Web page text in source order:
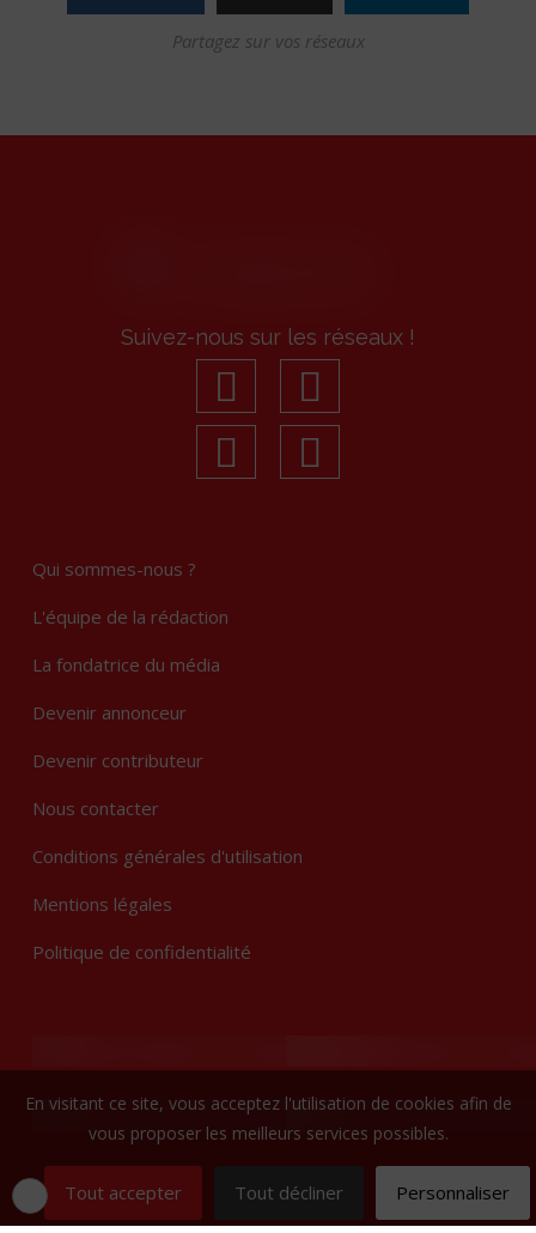
Partagez sur vos réseaux
Suivez-nous sur les réseaux !
facebook
linkedin
Qui sommes-nous ?
L'équipe de la rédaction
La fondatrice du média
Devenir annonceur
Devenir contributeur
Nous contacter
Conditions générales d'utilisation
Mentions légales
Politique de confidentialité
En visitant ce site, vous acceptez l'utilisation de cookies afin de
vous proposer les meilleurs services possibles.
Tout accepter Tout décliner Personnaliser